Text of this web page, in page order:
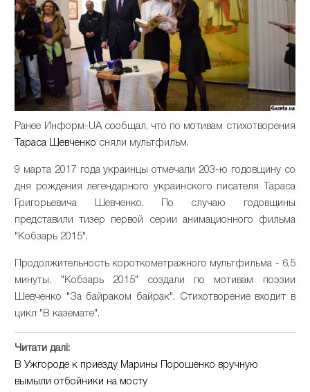
Ранее Информ-UA сообщал, что по мотивам стихотворения
Тараса Шевченко сняли мультфильм.
9 марта 2017 года украинцы отмечали 203-ю годовщину со
дня рождения легендарного украинского писателя Тараса
Григорьевича Шевченко. По случаю годовщины
представили тизер первой серии анимационного фильма
"Кобзарь 2015".
Продолжительность короткометражного мультфильма - 6,5
минуты. "Кобзарь 2015" создали по мотивам поэзии
Шевченко "За байраком байрак". Стихотворение входит в
цикл "В каземате".
Читати далі:
В Ужгороде к приезду Марины Порошенко вручную
вымыли отбойники на мосту